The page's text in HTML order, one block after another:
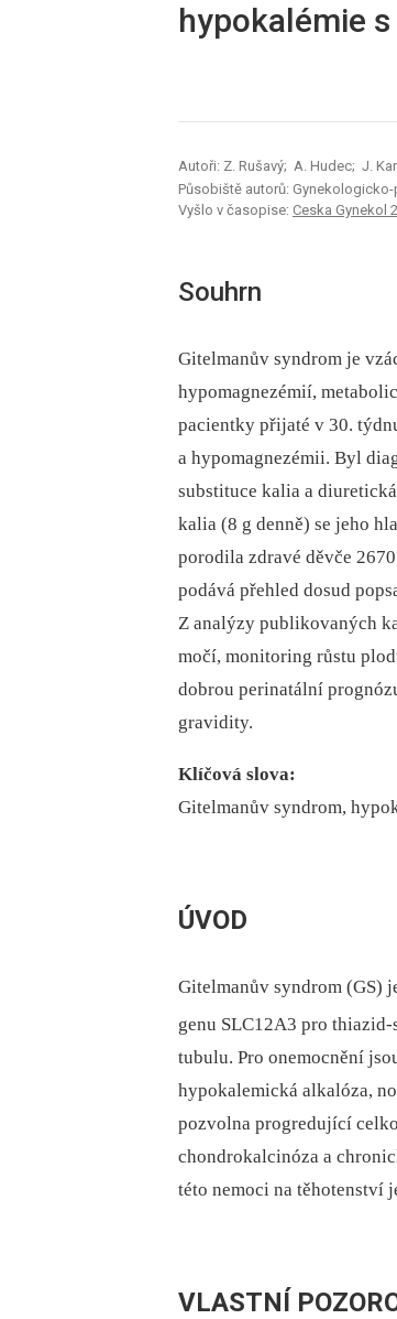
hypokalémie
Autoři: Z. Rušavý; A. Hudec; J.
Působiště autorů: Gynekologicko-
Vyšlo v časopise: Ceska Gynekol
Souhrn
Gitelmanův syndrom je
hypomagnezémií,
pacientky přijaté v 30.
a hypomagnezémii. Byl
substituce kalia a
kalia (8 g denně) se jeho
porodila zdravé děvče
podává přehled dosud
Z analýzy publikovaných
močí, monitoring růstu
dobrou perinatální
gravidity.
Klíčová slova:
Gitelmanův syndrom,
ÚVOD
Gitelmanův syndrom (GS)
genu SLC12A3 pro
tubulu. Pro onemocnění
hypokalemická alkalóza,
pozvolna progredující
chondrokalcinóza a
této nemoci na těhotenství
VLASTNÍ